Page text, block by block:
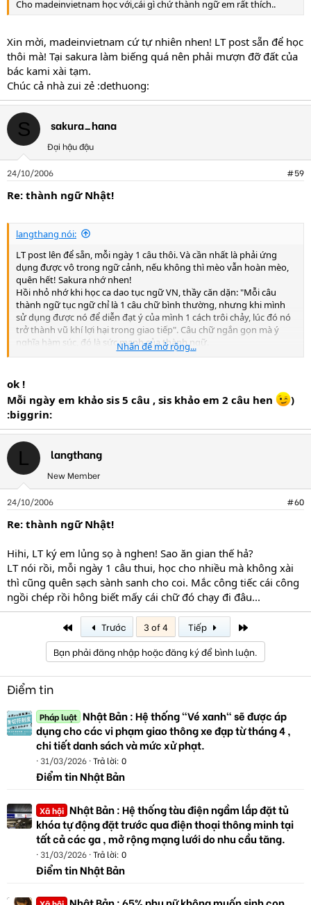
Cho madeinvietnam học với,cái gì chứ thành ngữ em rất thích..
Xin mời, madeinvietnam cứ tự nhiên nhen! LT post sẵn để học
thôi mà! Tại sakura làm biếng quá nên phải mượn đỡ đất của
bác kami xài tạm.
Chúc cả nhà zui zẻ :dethuong:
S sakura_hana
Đại hậu đậu
24/10/2006 #59
Re: thành ngữ Nhật!
langthang nói:
LT post lên để sẵn, mỗi ngày 1 câu thôi. Và cần nhất là phải ứng
dụng được vô trong ngữ cảnh, nếu không thì mèo vẫn hoàn mèo,
quên hết! Sakura nhớ nhen!
Hồi nhỏ nhớ khi học ca dao tục ngữ VN, thầy căn dặn: "Mỗi câu
thành ngữ tục ngữ chỉ là 1 câu chữ bình thường, nhưng khi mình
sử dụng được nó để diễn đạt ý của mình 1 cách trôi chảy, lúc đó nó
trở thành vũ khí lợi hại trong giao tiếp". Câu chữ ngắn gọn mà ý
nghĩa hàm súc, đó là sức mạnh của thành ngữ.
Nhấn để mở rộng...
ok !
Mỗi ngày em khảo sis 5 câu , sis khảo em 2 câu hen
)
:biggrin:
L langthang
New Member
24/10/2006 #60
Re: thành ngữ Nhật!
Hihi, LT ký em lủng sọ à nghen! Sao ăn gian thế hả?
LT nói rồi, mỗi ngày 1 câu thui, học cho nhiều mà không xài
thì cũng quên sạch sành sanh cho coi. Mắc công tiếc cái công
ngồi chép rồi hông biết mấy cái chữ đó chạy đi đâu...
Trước 3 of 4 Tiếp
Bạn phải đăng nhập hoặc đăng ký để bình luận.
Điểm tin
Pháp luật Nhật Bản : Hệ thống "Vé xanh" sẽ được áp
dụng cho các vi phạm giao thông xe đạp từ tháng 4 ,
chi tiết danh sách và mức xử phạt.
31/03/2026 Trả lời: 0
Điểm tin Nhật Bản
Xã hội Nhật Bản : Hệ thống tàu điện ngầm lắp đặt tủ
khóa tự động đặt trước qua điện thoại thông minh tại
tất cả các ga , mở rộng mạng lưới do nhu cầu tăng.
31/03/2026 Trả lời: 0
Điểm tin Nhật Bản